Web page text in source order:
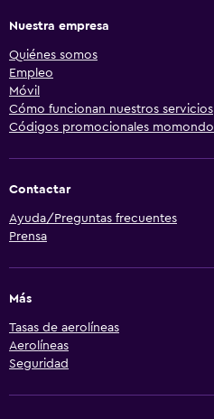
Nuestra empresa
Quiénes somos
Empleo
Móvil
Cómo funcionan nuestros servicios
Códigos promocionales momondo
Contactar
Ayuda/Preguntas frecuentes
Prensa
Más
Tasas de aerolíneas
Aerolíneas
Seguridad